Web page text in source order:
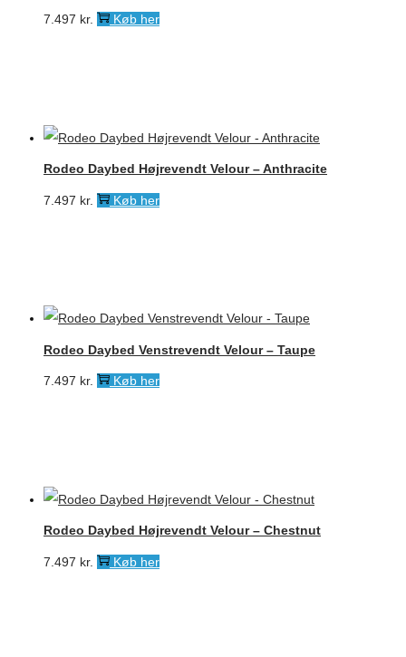
7.497 kr. Køb her
Rodeo Daybed Højrevendt Velour – Anthracite
7.497 kr. Køb her
Rodeo Daybed Venstrevendt Velour – Taupe
7.497 kr. Køb her
Rodeo Daybed Højrevendt Velour – Chestnut
7.497 kr. Køb her